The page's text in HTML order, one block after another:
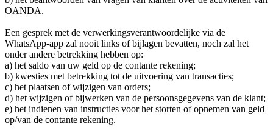
OANDA.
Een gesprek met de verwerkingsverantwoordelijke via de
WhatsApp-app zal nooit links of bijlagen bevatten, noch zal het
onder andere betrekking hebben op:
a) het saldo van uw geld op de contante rekening;
b) kwesties met betrekking tot de uitvoering van transacties;
c) het plaatsen of wijzigen van orders;
d) het wijzigen of bijwerken van de persoonsgegevens van de klant;
e) het indienen van instructies voor het storten of opnemen van geld
op/van de contante rekening.